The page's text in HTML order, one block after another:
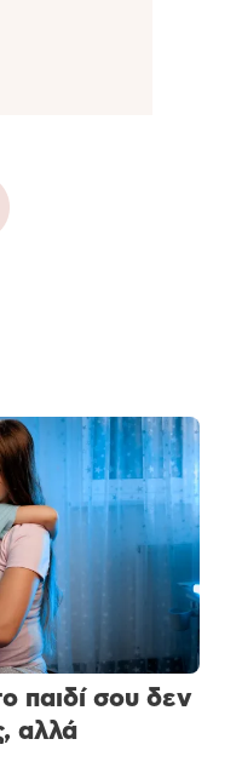
παιδί σου δεν
αλλά